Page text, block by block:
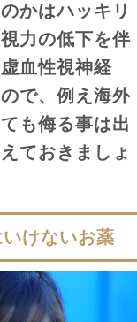
かはハッキリ
力の低下を伴
血性視神経
で、例え海外
も侮る事は出
ておきましょ
けないお薬